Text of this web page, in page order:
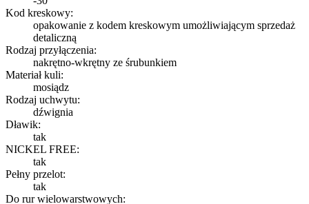
Kod kreskowy:
opakowanie z kodem kreskowym umożliwiającym sprzedaż
detaliczną
Rodzaj przyłączenia:
nakrętno-wkrętny ze śrubunkiem
Materiał kuli:
mosiądz
Rodzaj uchwytu:
dźwignia
Dławik:
tak
NICKEL FREE:
tak
Pełny przelot:
tak
Do rur wielowarstwowych: